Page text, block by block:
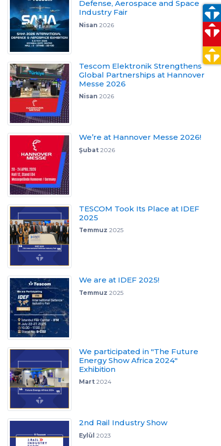
Defense, Aerospace and Space
Industry Fair
Nisan 2026
Tescom Elektronik Strengthens
Global Partnerships at Hannover
Messe 2026
Nisan 2026
We’re at Hannover Messe 2026!
Şubat2026
TESCOM Took Its Place at IDEF
2025
Temmuz 2025
We are at IDEF 2025!
Temmuz 2025
We participated in "The Future
Energy Show Africa 2024"
Exhibition
Mart2024
2nd Rail Industry Show
Eylül 2023